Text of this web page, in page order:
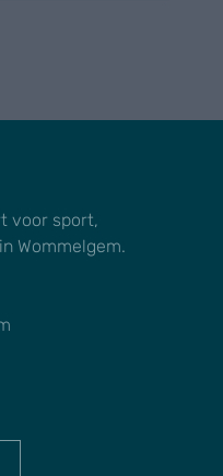
voor sport,
Wommelgem.